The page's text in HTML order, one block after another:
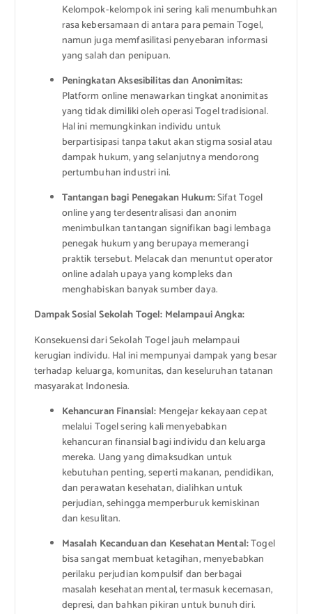
Kelompok-kelompok ini sering kali menumbuhkan
rasa kebersamaan di antara para pemain Togel,
namun juga memfasilitasi penyebaran informasi
yang salah dan penipuan.
Peningkatan Aksesibilitas dan Anonimitas:
Platform online menawarkan tingkat anonimitas
yang tidak dimiliki oleh operasi Togel tradisional.
Hal ini memungkinkan individu untuk
berpartisipasi tanpa takut akan stigma sosial atau
dampak hukum, yang selanjutnya mendorong
pertumbuhan industri ini.
Tantangan bagi Penegakan Hukum:Sifat Togel
online yang terdesentralisasi dan anonim
menimbulkan tantangan signifikan bagi lembaga
penegak hukum yang berupaya memerangi
praktik tersebut. Melacak dan menuntut operator
online adalah upaya yang kompleks dan
menghabiskan banyak sumber daya.
Dampak Sosial Sekolah Togel: Melampaui Angka:
Konsekuensi dari Sekolah Togel jauh melampaui
kerugian individu. Hal ini mempunyai dampak yang besar
terhadap keluarga, komunitas, dan keseluruhan tatanan
masyarakat Indonesia.
Kehancuran Finansial: Mengejar kekayaan cepat
melalui Togel sering kali menyebabkan
kehancuran finansial bagi individu dan keluarga
mereka. Uang yang dimaksudkan untuk
kebutuhan penting, seperti makanan, pendidikan,
dan perawatan kesehatan, dialihkan untuk
perjudian, sehingga memperburuk kemiskinan
dan kesulitan.
Masalah Kecanduan dan Kesehatan Mental:Togel
bisa sangat membuat ketagihan, menyebabkan
perilaku perjudian kompulsif dan berbagai
masalah kesehatan mental, termasuk kecemasan,
depresi, dan bahkan pikiran untuk bunuh diri.